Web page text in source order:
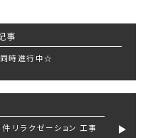
事
同時進行中☆
リラクゼーション 工事